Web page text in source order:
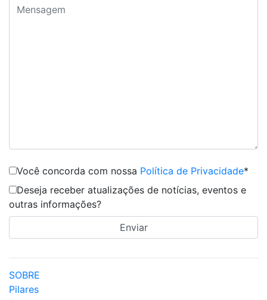
Você concorda com nossa Política de Privacidade*
Deseja receber atualizações de notícias, eventos e
outras informações?
SOBRE
Pilares